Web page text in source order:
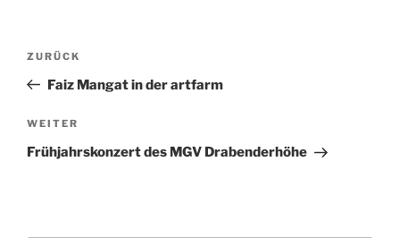
Beitragsnavigation
Vorheriger
Beitrag
ZURÜCK
Faiz Mangat in der artfarm
Nächster
Beitrag
WEITER
Frühjahrskonzert des MGV Drabenderhöhe